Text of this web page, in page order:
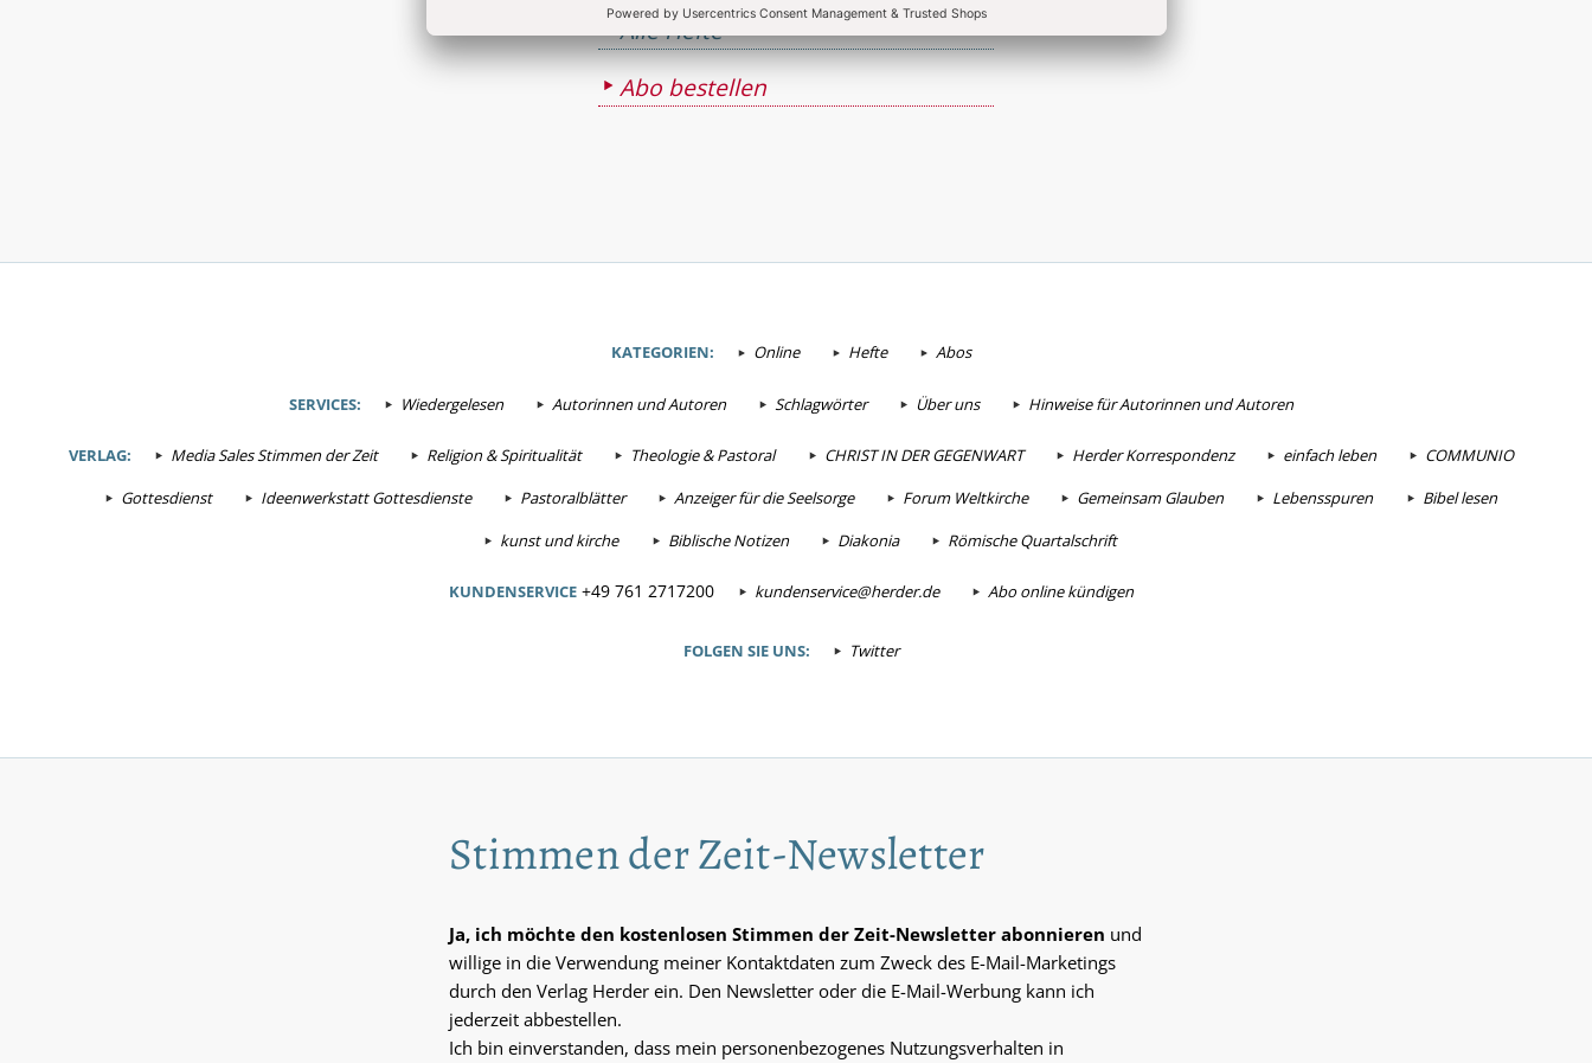
Alle Hefte
Abo bestellen
KATEGORIEN: Online Hefte Abos
SERVICES: Wiedergelesen Autorinnen und Autoren Schlagwörter Über uns Hinweise für Autorinnen und Autoren
VERLAG: Media Sales Stimmen der Zeit Religion & Spiritualität Theologie & Pastoral CHRIST IN DER GEGENWART Herder Korrespondenz einfach leben
COMMUNIO
Gottesdienst
Ideenwerkstatt Gottesdienste Pastoralblätter Anzeiger für die Seelsorge Forum Weltkirche Gemeinsam Glauben Lebensspuren
Bibel lesen
kunst und kirche
Biblische Notizen Diakonia Römische Quartalschrift
KUNDENSERVICE +49 761 2717200 kundenservice@herder.de Abo online kündigen
FOLGEN SIE UNS: Twitter
Stimmen der Zeit-Newsletter
Ja, ich möchte den kostenlosen Stimmen der Zeit-Newsletter abonnieren und
willige in die Verwendung meiner Kontaktdaten zum Zweck des E-Mail-Marketings
durch den Verlag Herder ein. Den Newsletter oder die E-Mail-Werbung kann ich
jederzeit abbestellen.
Ich bin einverstanden, dass mein personenbezogenes Nutzungsverhalten in